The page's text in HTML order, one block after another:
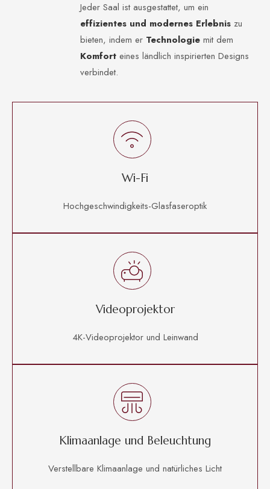
Jeder Saal ist ausgestattet, um ein
effizientes und modernes Erlebnis zu
bieten, indem er Technologie mit dem
Komfort eines ländlich inspirierten Designs
verbindet.
Wi-Fi
Hochgeschwindigkeits-Glasfaseroptik
Videoprojektor
4K-Videoprojektor und Leinwand
Klimaanlage und Beleuchtung
Verstellbare Klimaanlage und natürliches Licht